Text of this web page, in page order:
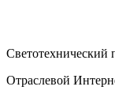
Светотехнический
Отраслевой